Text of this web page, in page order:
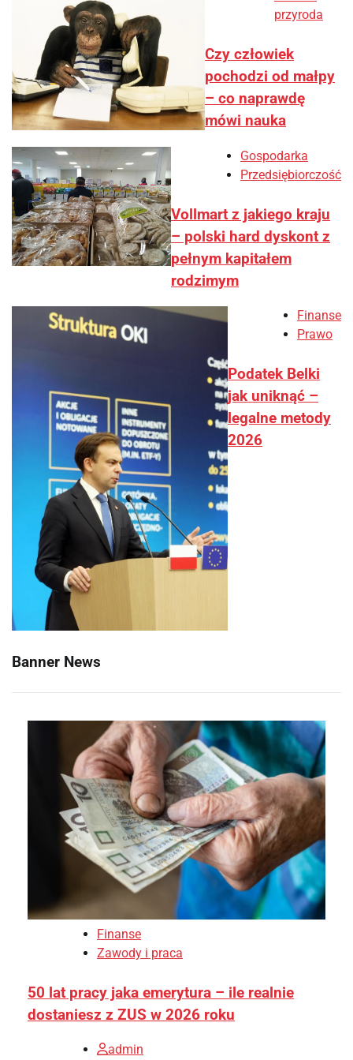
przyroda
Czy człowiek
pochodzi od małpy
– co naprawdę
mówi nauka
Gospodarka
Przedsiębiorczość
Vollmart z jakiego kraju
– polski hard dyskont z
pełnym kapitałem
rodzimym
Finanse
Prawo
Podatek Belki
jak uniknąć –
legalne metody
2026
Banner News
Finanse
Zawody i praca
50 lat pracy jaka emerytura – ile realnie
dostaniesz z ZUS w 2026 roku
admin